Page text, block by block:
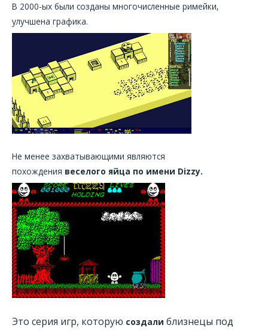
В 2000-ых были созданы многочисленные римейки,
улучшена графика.
Не менее захватывающими являются
похождения веселого яйца по имени Dizzy.
Это серия игр, которую создали близнецы под